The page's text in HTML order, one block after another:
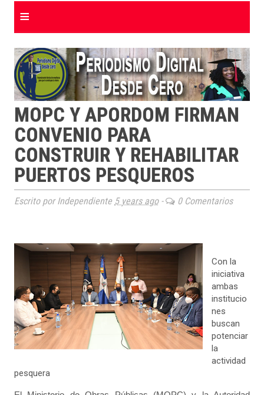
≡
MOPC Y APORDOM FIRMAN
CONVENIO PARA
CONSTRUIR Y REHABILITAR
PUERTOS PESQUEROS
Escrito por Independiente 5 years ago- 0 Comentarios
Con la
iniciativa
ambas
institucio
nes
buscan
potenciar
la
actividad
pesquera